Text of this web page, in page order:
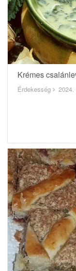
Krémes
Érdekesség 2024.